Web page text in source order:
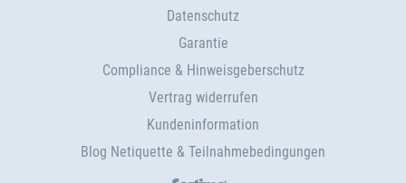
Datenschutz
Garantie
Compliance & Hinweisgeberschutz
Vertrag widerrufen
Kundeninformation
Blog Netiquette & Teilnahmebedingungen